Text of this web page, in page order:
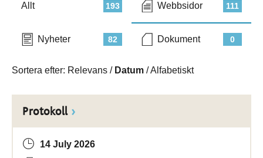
193
Allt 111
Webbsidor
82
Nyheter 0
Dokument
Sortera efter: Relevans / Datum /Alfabetiskt
Protokoll
14 July 2026